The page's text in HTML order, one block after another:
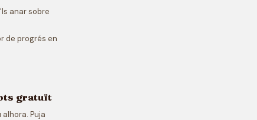
anar sobre
de progrés en
gratuït
Puja